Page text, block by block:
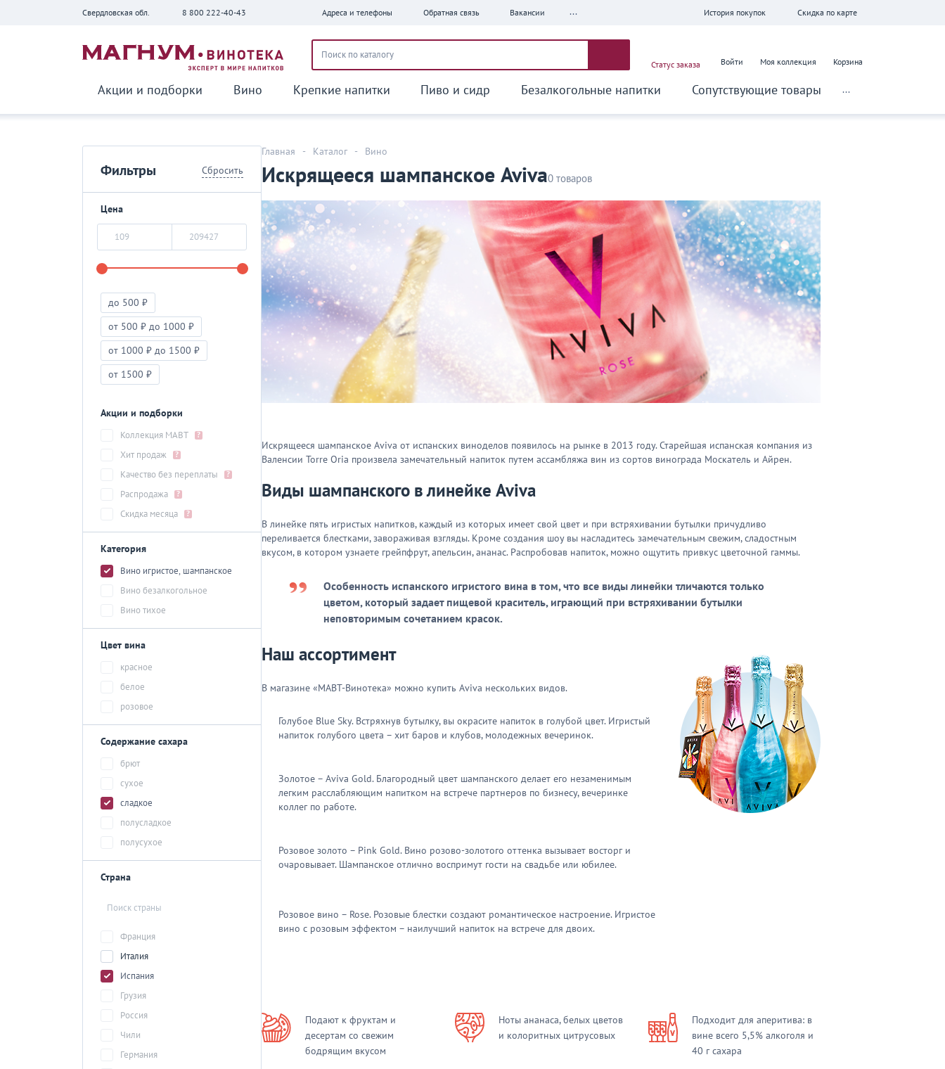
Свердловская обл. 8 800 222-40-43 Адреса и телефоны Обратная связь Вакансии ... История покупок Скидка по карте
Статус заказа Войти Моя коллекция Корзина
Акции и подборки Вино Крепкие напитки Пиво и сидр Безалкогольные напитки Сопутствующие товары ...
Фильтры Сбросить
Цена
до 500 ₽
от 500 ₽ до 1000 ₽
от 1000 ₽ до 1500 ₽
от 1500 ₽
Акции и подборки
Коллекция МАВТ ?
Хит продаж ?
Качество без переплаты ?
Распродажа ?
Скидка месяца ?
Категория
Вино игристое, шампанское
Вино безалкогольное
Вино тихое
Цвет вина
красное
белое
розовое
Содержание сахара
брют
сухое
сладкое
полусладкое
полусухое
Страна
Франция
Италия
Испания
Грузия
Россия
Чили
Германия
Главная - Каталог - Вино
Искрящееся шампанское Aviva0 товаров
Искрящееся шампанское Aviva от испанских виноделов появилось на рынке в 2013 году. Старейшая испанская компания из
Валенсии Torre Oria произвела замечательный напиток путем ассамбляжа вин из сортов винограда Москатель и Айрен.
Виды шампанского в линейке Aviva
В линейке пять игристых напитков, каждый из которых имеет свой цвет и при встряхивании бутылки причудливо
переливается блестками, завораживая взгляды. Кроме создания шоу вы насладитесь замечательным свежим, сладостным
вкусом, в котором узнаете грейпфрут, апельсин, ананас. Распробовав напиток, можно ощутить привкус цветочной гаммы.
Особенность испанского игристого вина в том, что все виды линейки тличаются только
цветом, который задает пищевой краситель, играющий при встряхивании бутылки
неповторимым сочетанием красок.
Наш ассортимент
В магазине «МАВТ-Винотека» можно купить Aviva нескольких видов.
Голубое Blue Sky. Встряхнув бутылку, вы окрасите напиток в голубой цвет. Игристый
напиток голубого цвета – хит баров и клубов, молодежных вечеринок.
Золотое – Aviva Gold. Благородный цвет шампанского делает его незаменимым
легким расслабляющим напитком на встрече партнеров по бизнесу, вечеринке
коллег по работе.
Розовое золото – Pink Gold. Вино розово-золотого оттенка вызывает восторг и
очаровывает. Шампанское отлично воспримут гости на свадьбе или юбилее.
Розовое вино – Rose. Розовые блестки создают романтическое настроение. Игристое
вино с розовым эффектом – наилучший напиток на встрече для двоих.
Подают к фруктам и
десертам со свежим
бодрящим вкусом
Ноты ананаса, белых цветов
и колоритных цитрусовых
Подходит для аперитива: в
вине всего 5,5% алкоголя и
40 г сахара